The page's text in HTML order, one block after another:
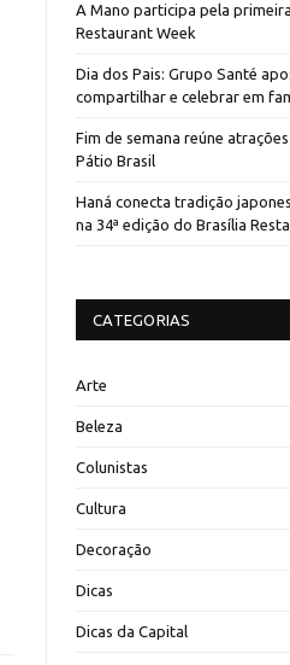
A Mano participa pela
Restaurant Week
Dia dos Pais: Grupo Santé
compartilhar e celebrar em
Fim de semana reúne
Pátio Brasil
Haná conecta tradição
na 34ª edição do Brasília
CATEGORIAS
Arte
Beleza
Colunistas
Cultura
Decoração
Dicas
Dicas da Capital